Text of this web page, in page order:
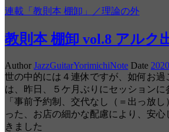
連載「教則本 棚卸」／理論の外
教則本 棚卸 vol.8 アルク
Author JazzGuitarYorimichiNote Date
世の中的には４連休ですが、如何お過
は、昨日、５ケ月ぶりにセッションに
「事前予約制、交代なし（＝出っ放
った、お店の細かな配慮により、安
きました